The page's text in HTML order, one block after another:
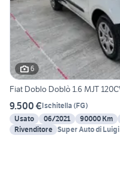
6
Fiat Doblo Doblò 1.6 MJT
9.500 €Ischitella (FG)
Usato
06/2021 90000 Km
Rivenditore Super Auto di